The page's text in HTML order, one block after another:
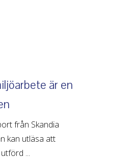
är en
från Skandia
kan utläsa att
...